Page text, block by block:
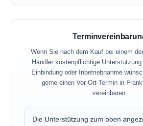
Wenn Sie nach dem Kauf bei einem
Händler kostenpflichtige
Einbindung oder Inbetriebnahme
gerne einen Vor-Ort-Termin in
vereinbaren.
Die Unterstützung zum oben